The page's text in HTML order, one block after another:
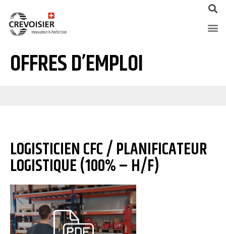
OFFRES D’EMPLOI
LOGISTICIEN CFC / PLANIFICATEUR
LOGISTIQUE (100% – H/F)